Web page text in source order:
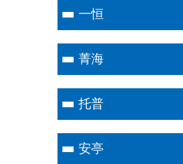
一恒
菁海
托普
安亭